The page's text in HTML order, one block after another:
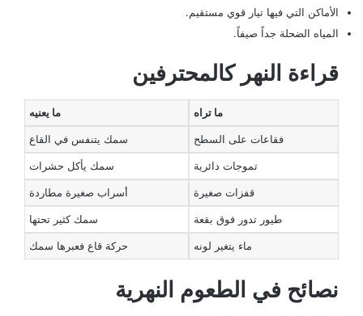
الأماكن التي فيها تيار قوي مستقيم.
المياه الضحلة جداً صيفاً.
قراءة النهر كالمحترفين
ما تراه ما يعنيه
فقاعات على السطح سمك يتنفس في القاع
تموجات دائرية سمك يأكل حشرات
قفزات صغيرة أسراب صغيرة مطاردة
طيور تدور فوق بقعة سمك كثير تحتها
ماء يتغير لونه حركة قاع فعبرها سمك
نصائح في الطعوم النهرية